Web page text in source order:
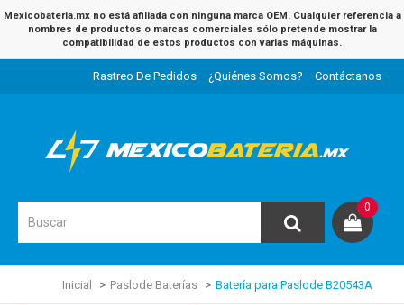
Mexicobateria.mx no está afiliada con ninguna marca OEM. Cualquier referencia a
nombres de productos o marcas comerciales sólo pretende mostrar la
compatibilidad de estos productos con varias máquinas.
Rastreo De Pedidos ¿Quiénes Somos? Contáctanos
0
Inicial Paslode Baterías Batería para Paslode B20543A